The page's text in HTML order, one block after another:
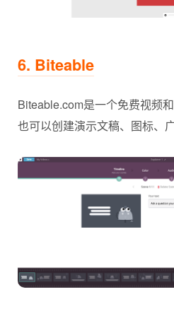
6. Biteable
Biteable.com是一个免费视频
也可以创建演示文稿、图标、